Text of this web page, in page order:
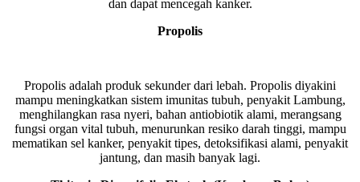
dan dapat mencegah kanker.
Propolis
Propolis adalah produk sekunder dari lebah. Propolis diyakini
mampu meningkatkan sistem imunitas tubuh, penyakit Lambung,
menghilangkan rasa nyeri, bahan antiobiotik alami, merangsang
fungsi organ vital tubuh, menurunkan resiko darah tinggi, mampu
mematikan sel kanker, penyakit tipes, detoksifikasi alami, penyakit
jantung, dan masih banyak lagi.